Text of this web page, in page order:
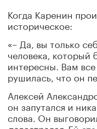
Когда Каренин
историческое:
«– Да, вы только
человека,
интересны. Вам
рушилась, что он
Алексей
он запутался и
слова. Он